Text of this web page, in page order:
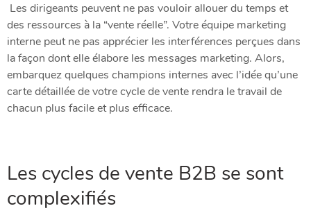
Les dirigeants peuvent ne pas vouloir allouer du temps et
des ressources à la “vente réelle”. Votre équipe marketing
interne peut ne pas apprécier les interférences perçues dans
la façon dont elle élabore les messages marketing. Alors,
embarquez quelques champions internes avec l’idée qu’une
carte détaillée de votre cycle de vente rendra le travail de
chacun plus facile et plus efficace.
Les cycles de vente B2B se sont
complexifiés